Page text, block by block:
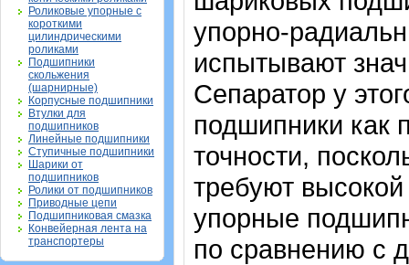
Роликовые упорные с
короткими
цилиндрическими
роликами
Подшипники
скольжения
(шарнирные)
Корпусные подшипники
Втулки для
подшипников
Линейные подшипники
Ступичные подшипники
Шарики от
подшипников
Ролики от подшипников
Приводные цепи
Подшипниковая смазка
Конвейерная лента на
транспортеры
упорно-
испытывают
Сепаратор у
подшипники как
точности,
требуют
упорные
по сравнению с